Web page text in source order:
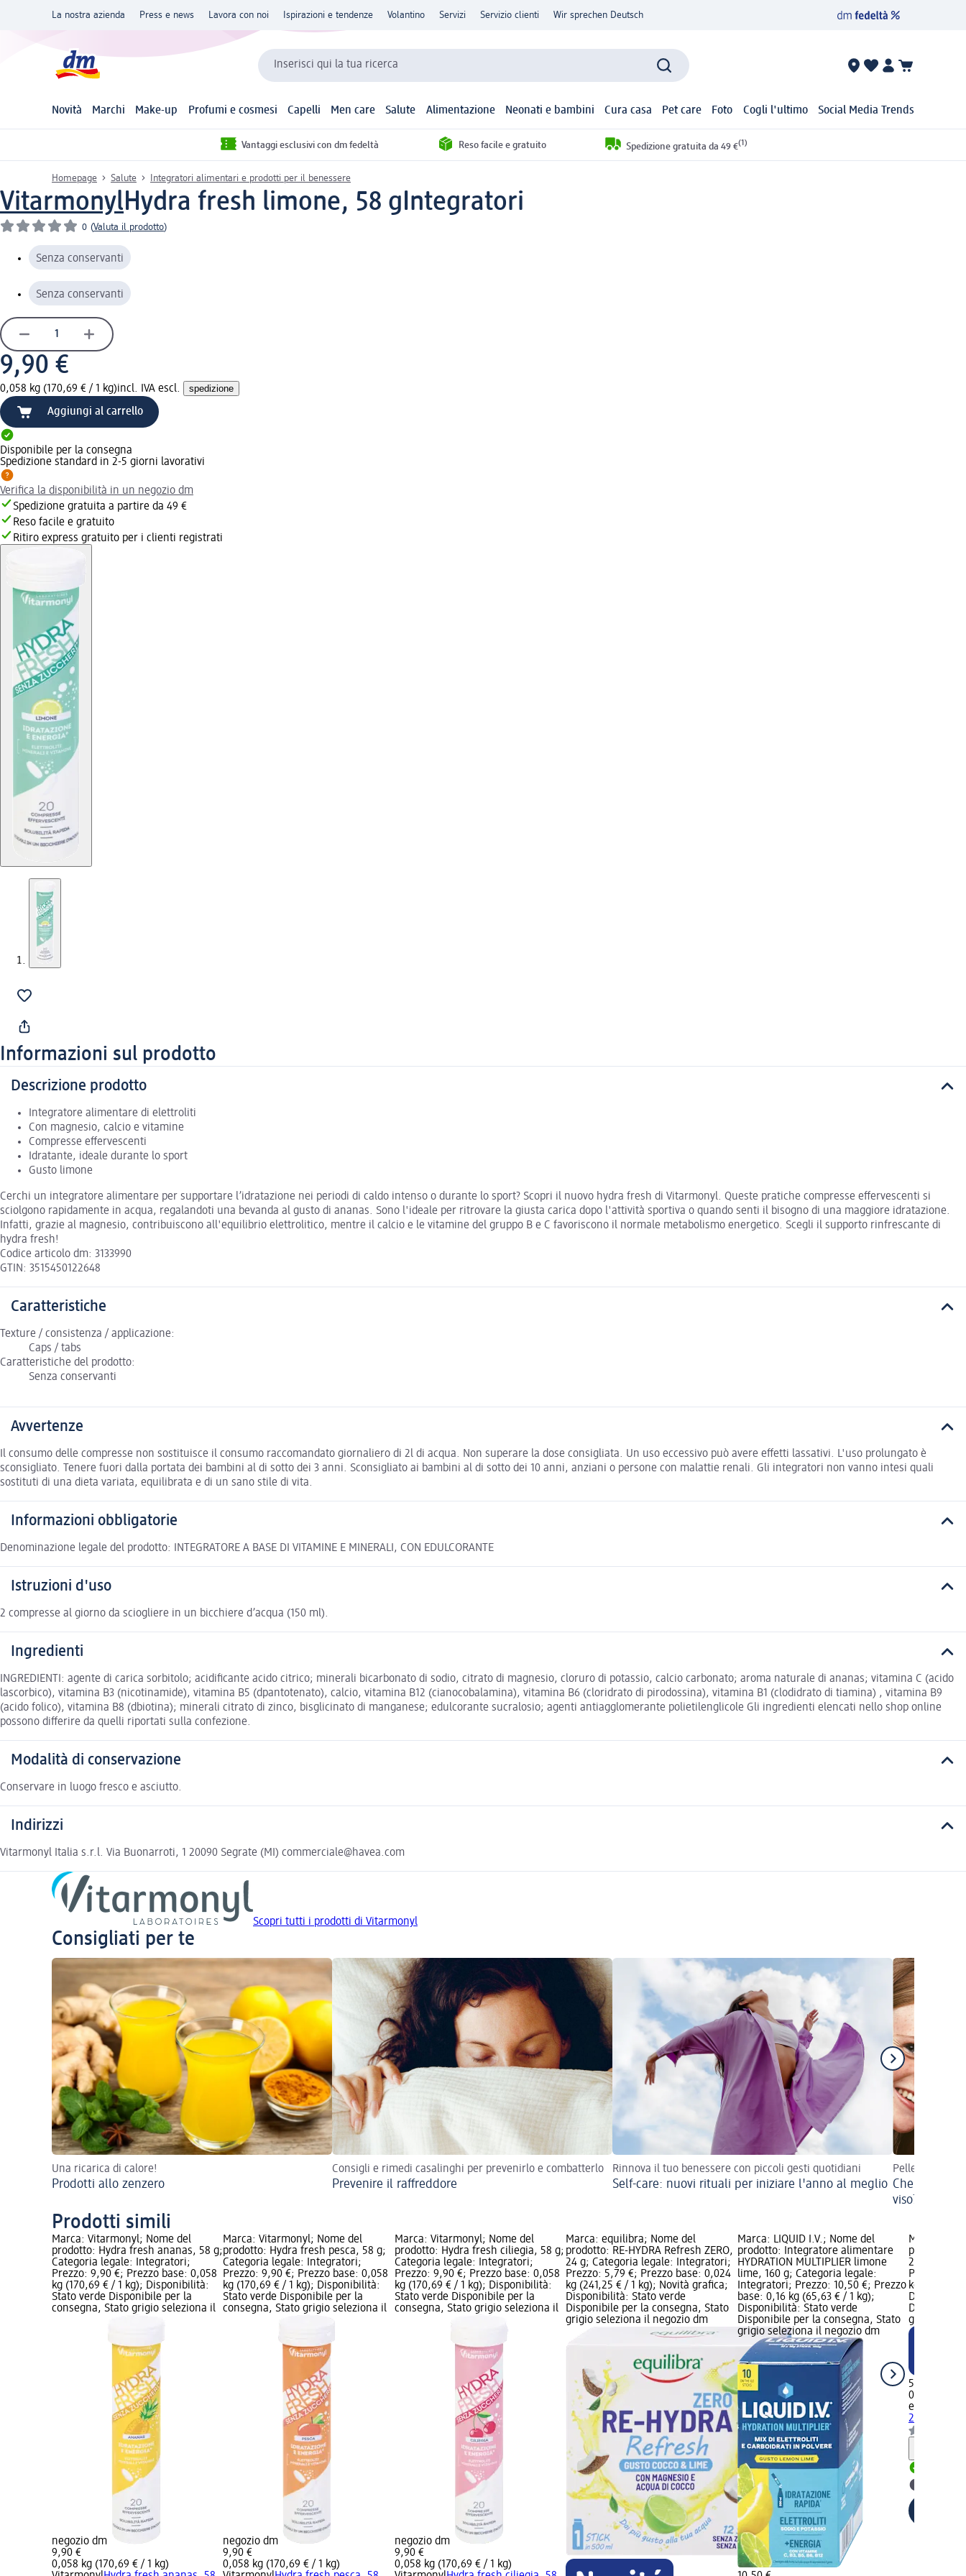
La nostra azienda Press e news Lavora con noi Ispirazioni e tendenze Volantino Servizi Servizio clienti Wir sprechen Deutsch
Inserisci qui la tua ricerca
Novità Marchi Make-up Profumi e cosmesi Capelli Men care Salute Alimentazione Neonati e bambini Cura casa Pet care Foto Cogli l'ultimo Social Media Trends
Vantaggi esclusivi con dm fedeltà Reso facile e gratuito Spedizione gratuita da 49 €(1)
Homepage Salute Integratori alimentari e prodotti per il benessere
VitarmonylHydra fresh limone, 58 gIntegratori
0 (Valuta il prodotto)
Senza conservanti
Senza conservanti
9,90 €
0,058 kg (170,69 € / 1 kg)incl. IVA escl. spedizione
Aggiungi al carrello
Disponibile per la consegna
Spedizione standard in 2-5 giorni lavorativi
Verifica la disponibilità in un negozio dm
Spedizione gratuita a partire da 49 €
Reso facile e gratuito
Ritiro express gratuito per i clienti registrati
Informazioni sul prodotto
Descrizione prodotto
Integratore alimentare di elettroliti
Con magnesio, calcio e vitamine
Compresse effervescenti
Idratante, ideale durante lo sport
Gusto limone
Cerchi un integratore alimentare per supportare l’idratazione nei periodi di caldo intenso o durante lo sport? Scopri il nuovo hydra fresh di Vitarmonyl. Queste pratiche compresse effervescenti si
sciolgono rapidamente in acqua, regalandoti una bevanda al gusto di ananas. Sono l'ideale per ritrovare la giusta carica dopo l'attività sportiva o quando senti il bisogno di una maggiore idratazione.
Infatti, grazie al magnesio, contribuiscono all'equilibrio elettrolitico, mentre il calcio e le vitamine del gruppo B e C favoriscono il normale metabolismo energetico. Scegli il supporto rinfrescante di
hydra fresh!
Codice articolo dm: 3133990
GTIN: 3515450122648
Caratteristiche
Texture / consistenza / applicazione:
Caps / tabs
Caratteristiche del prodotto:
Senza conservanti
Avvertenze
Il consumo delle compresse non sostituisce il consumo raccomandato giornaliero di 2l di acqua. Non superare la dose consigliata. Un uso eccessivo può avere effetti lassativi. L'uso prolungato è
sconsigliato. Tenere fuori dalla portata dei bambini al di sotto dei 3 anni. Sconsigliato ai bambini al di sotto dei 10 anni, anziani o persone con malattie renali. Gli integratori non vanno intesi quali
sostituti di una dieta variata, equilibrata e di un sano stile di vita.
Informazioni obbligatorie
Denominazione legale del prodotto: INTEGRATORE A BASE DI VITAMINE E MINERALI, CON EDULCORANTE
Istruzioni d'uso
2 compresse al giorno da sciogliere in un bicchiere d’acqua (150 ml).
Ingredienti
INGREDIENTI: agente di carica sorbitolo; acidificante acido citrico; minerali bicarbonato di sodio, citrato di magnesio, cloruro di potassio, calcio carbonato; aroma naturale di ananas; vitamina C (acido
lascorbico), vitamina B3 (nicotinamide), vitamina B5 (dpantotenato), calcio, vitamina B12 (cianocobalamina), vitamina B6 (cloridrato di pirodossina), vitamina B1 (clodidrato di tiamina) , vitamina B9
(acido folico), vitamina B8 (dbiotina); minerali citrato di zinco, bisglicinato di manganese; edulcorante sucralosio; agenti antiagglomerante polietilenglicole Gli ingredienti elencati nello shop online
possono differire da quelli riportati sulla confezione.
Modalità di conservazione
Conservare in luogo fresco e asciutto.
Indirizzi
Vitarmonyl Italia s.r.l. Via Buonarroti, 1 20090 Segrate (MI) commerciale@havea.com
Scopri tutti i prodotti di Vitarmonyl
Consigliati per te
Una ricarica di calore!
Prodotti allo zenzero
Consigli e rimedi casalinghi per prevenirlo e combatterlo
Prevenire il raffreddore
Rinnova il tuo benessere con piccoli gesti quotidiani
Self-care: nuovi rituali per iniziare l'anno al meglio
Pelle grassa,
Che tipo di
viso?
Prodotti simili
Marca: Vitarmonyl; Nome del
prodotto: Hydra fresh ananas, 58 g;
Categoria legale: Integratori;
Prezzo: 9,90 €; Prezzo base: 0,058
kg (170,69 € / 1 kg); Disponibilità:
Stato verde Disponibile per la
consegna, Stato grigio seleziona il
negozio dm
9,90 €
0,058 kg (170,69 € / 1 kg)
Marca: Vitarmonyl; Nome del
prodotto: Hydra fresh pesca, 58 g;
Categoria legale: Integratori;
Prezzo: 9,90 €; Prezzo base: 0,058
kg (170,69 € / 1 kg); Disponibilità:
Stato verde Disponibile per la
consegna, Stato grigio seleziona il
negozio dm
9,90 €
0,058 kg (170,69 € / 1 kg)
Marca: Vitarmonyl; Nome del
prodotto: Hydra fresh ciliegia, 58 g;
Categoria legale: Integratori;
Prezzo: 9,90 €; Prezzo base: 0,058
kg (170,69 € / 1 kg); Disponibilità:
Stato verde Disponibile per la
consegna, Stato grigio seleziona il
negozio dm
9,90 €
0,058 kg (170,69 € / 1 kg)
Marca: equilibra; Nome del
prodotto: RE-HYDRA Refresh ZERO,
24 g; Categoria legale: Integratori;
Prezzo: 5,79 €; Prezzo base: 0,024
kg (241,25 € / 1 kg); Novità grafica;
Disponibilità: Stato verde
Disponibile per la consegna, Stato
grigio seleziona il negozio dm
Marca: LIQUID I.V.; Nome del
prodotto: Integratore alimentare
HYDRATION MULTIPLIER limone
lime, 160 g; Categoria legale:
Integratori; Prezzo: 10,50 €; Prezzo
base: 0,16 kg (65,63 € / 1 kg);
Disponibilità: Stato verde
Disponibile per la consegna, Stato
grigio seleziona il negozio dm
Marca:
prodotto:
24 g;
Prezzo:
kg (241,25
Disponibile
grigio
5,79 €
0,024 kg
equilibra
24 g